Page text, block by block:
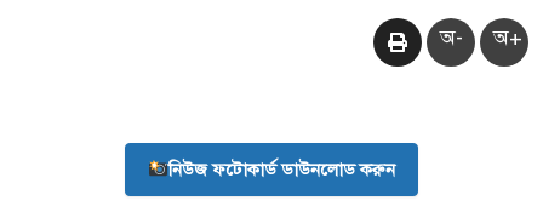
অ- অ+
নিউজ ফটোকার্ড ডাউনলোড করুন